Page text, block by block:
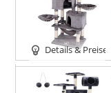
Details & Preise